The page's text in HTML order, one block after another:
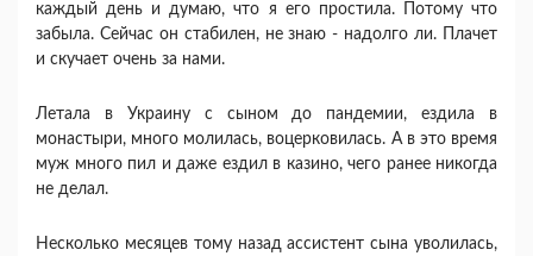
каждый день и думаю, что я его простила. Потому что
забыла. Сейчас он стабилен, не знаю - надолго ли. Плачет
и скучает очень за нами.
Летала в Украину с сыном до пандемии, ездила в
монастыри, много молилась, воцерковилась. А в это время
муж много пил и даже ездил в казино, чего ранее никогда
не делал.
Несколько месяцев тому назад ассистент сына уволилась,